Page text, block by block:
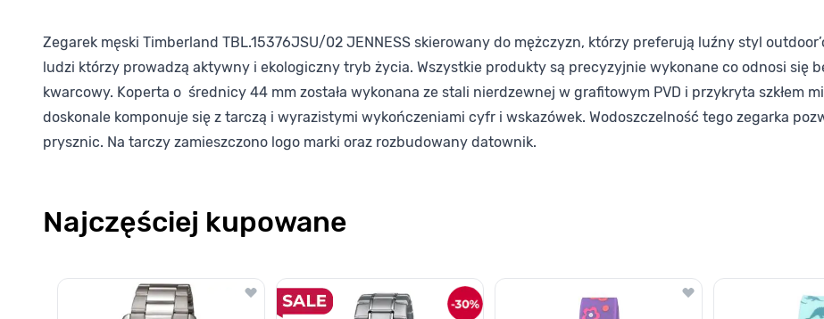
Zegarek męski Timberland TBL.15376JSU/02 JENNESS skierowany do mężczyzn, którzy preferują luźny styl
ludzi którzy prowadzą aktywny i ekologiczny tryb życia. Wszystkie produkty są precyzyjnie wykonane co odnosi się
kwarcowy. Koperta o średnicy 44 mm została wykonana ze stali nierdzewnej w grafitowym PVD i przykryta szkłem
doskonale komponuje się z tarczą i wyrazistymi wykończeniami cyfr i wskazówek. Wodoszczelność tego zegarka
prysznic. Na tarczy zamieszczono logo marki oraz rozbudowany datownik.
Najczęściej kupowane
Poruszanie się po elementach karuzeli jest możliwe za pomocą klawisza tabulacji. Możesz pominąć karuzelę lub przejść bezpośrednio do
Naciśnij, aby pominąć karuzelę
Naciśnij, aby przejść do nawigacji karuzeli